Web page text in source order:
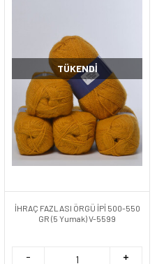
TÜKENDI
İHRAÇ FAZLASI ÖRGÜ İPİ 500-550
GR (5 Yumak) V-5599